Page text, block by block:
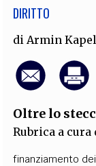
DIRITTO
di Armin
Oltre lo
Rubrica a cura
finanziamento